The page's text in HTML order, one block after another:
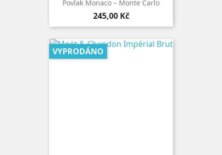
Povlak Monaco – Monte Carlo
Cena
245,00 Kč
VYPRODÁNO